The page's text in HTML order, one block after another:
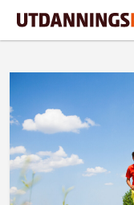
Tag:
lærelyst